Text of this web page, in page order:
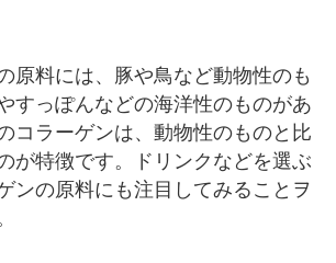
原料には、豚や鳥など動物性のも
すっぽんなどの海洋性のものがあ
コラーゲンは、動物性のものと比
が特徴です。ドリンクなどを選ぶ
ンの原料にも注目してみることヲ